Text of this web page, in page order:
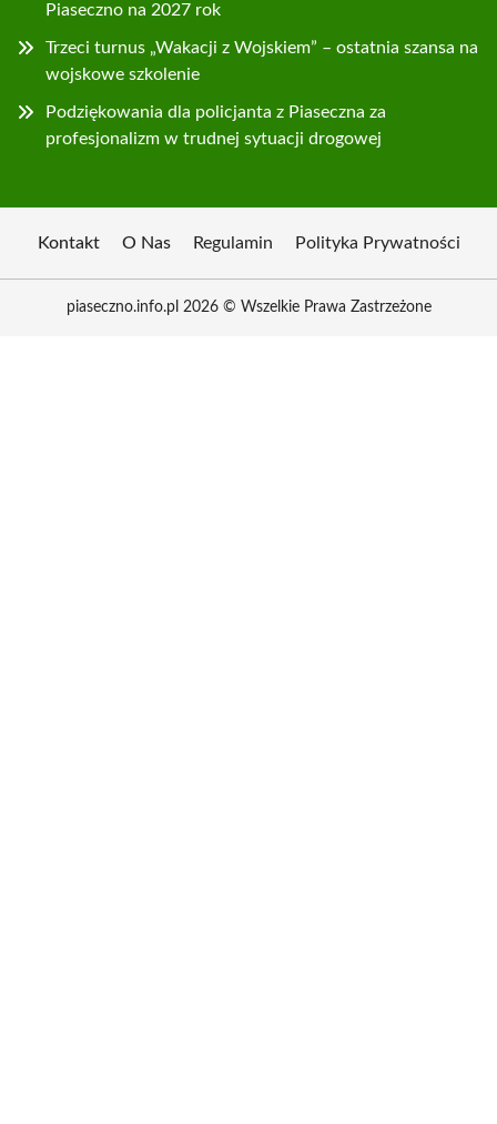
Piaseczno na 2027 rok
Trzeci turnus „Wakacji z Wojskiem” – ostatnia szansa na
wojskowe szkolenie
Podziękowania dla policjanta z Piaseczna za
profesjonalizm w trudnej sytuacji drogowej
Kontakt O Nas Regulamin Polityka Prywatności
piaseczno.info.pl 2026 © Wszelkie Prawa Zastrzeżone